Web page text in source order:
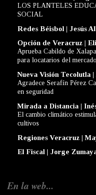
LOS PLANTELES
SOCIAL
Redes Béisbol | Jesús
Opción de Veracruz |
Aprueba Cabildo de
para locatarios del
Nueva Visión Tecolutla
Agradece Serafín Pérez
en seguridad
Mirada a Distancia |
El cambio climático
cultivos
Regiones Veracruz |
El Fiscal | Jorge
En la web...